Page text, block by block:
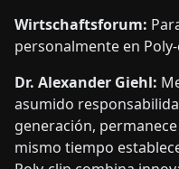
Wirtschaftsforum:
personalmente en
Dr. Alexander Giehl:
asumido
generación,
mismo tiempo